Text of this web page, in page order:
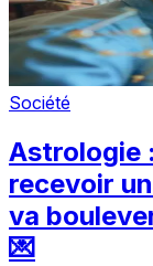
Société
Astrologie
recevoir
va
💌